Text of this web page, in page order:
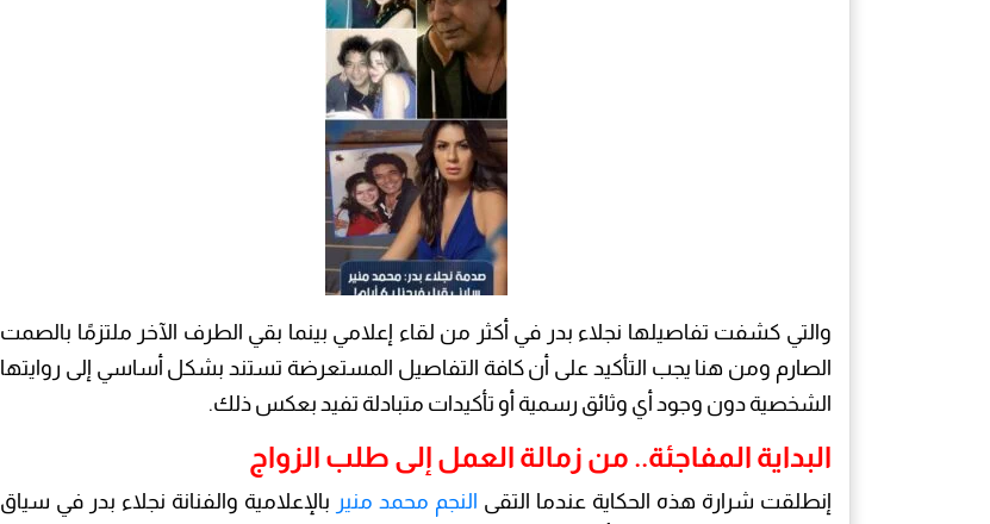
والتي كشفت تفاصيلها نجلاء بدر في أكثر من لقاء إعلامي بينما بقي الطرف الآخر ملتزمًا بالصمت
الصارم ومن هنا يجب التأكيد على أن كافة التفاصيل المستعرضة تستند بشكل أساسي إلى روايتها
الشخصية دون وجود أي وثائق رسمية أو تأكيدات متبادلة تفيد بعكس ذلك.
البداية المفاجئة.. من زمالة العمل إلى طلب الزواج
إنطلقت شرارة هذه الحكاية عندما التقى النجم محمد منير بالإعلامية والفنانة نجلاء بدر في سياق